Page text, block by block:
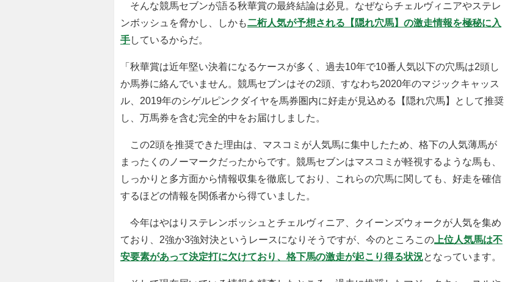
そんな競馬セブンが語る秋華賞の最終結論は必見。なぜならチェルヴィニアやステレ
ンボッシュを脅かし、しかも二桁人気が予想される【隠れ穴馬】の激走情報を極秘に入
手しているからだ。
「秋華賞は近年堅い決着になるケースが多く、過去10年で10番人気以下の穴馬は2頭し
か馬券に絡んでいません。競馬セブンはその2頭、すなわち2020年のマジックキャッス
ル、2019年のシゲルピンクダイヤを馬券圏内に好走が見込める【隠れ穴馬】として推奨
し、万馬券を含む完全的中をお届けしました。
この2頭を推奨できた理由は、マスコミが人気馬に集中したため、格下の人気薄馬が
まったくのノーマークだったからです。競馬セブンはマスコミが軽視するような馬も、
しっかりと多方面から情報収集を徹底しており、これらの穴馬に関しても、好走を確信
するほどの情報を関係者から得ていました。
今年はやはりステレンボッシュとチェルヴィニア、クイーンズウォークが人気を集め
ており、2強か3強対決というレースになりそうですが、今のところこの 上位人気馬は不
安要素があって決定打に欠けており、格下馬の激走が起こり得る状況となっています。